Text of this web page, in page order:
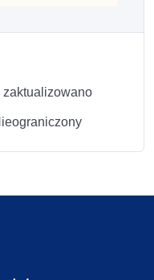
zaktualizowano